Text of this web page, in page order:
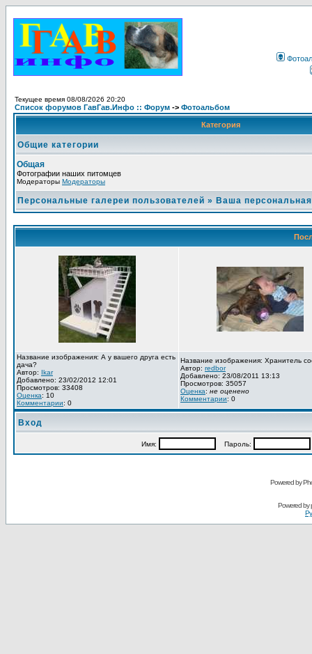
Текущее время 08/08/2026 20:20
Список форумов ГавГав.Инфо :: Форум -> Фотоальбом
Категория
Общие категории
Общая
Фотографии наших питомцев
Модераторы Модераторы
Персональные галереи пользователей » Ваша
Название изображения: А у вашего друга есть
дача?
Автор: Ikar
Добавлено: 23/02/2012 12:01
Просмотров: 33408
Оценка: 10
Комментарии: 0
Название изображения: Хранитель
Автор: redbor
Добавлено: 23/08/2011 13:13
Просмотров: 35057
Оценка: не оценено
Комментарии: 0
Вход
Имя: Пароль:
Powered by
Powered by